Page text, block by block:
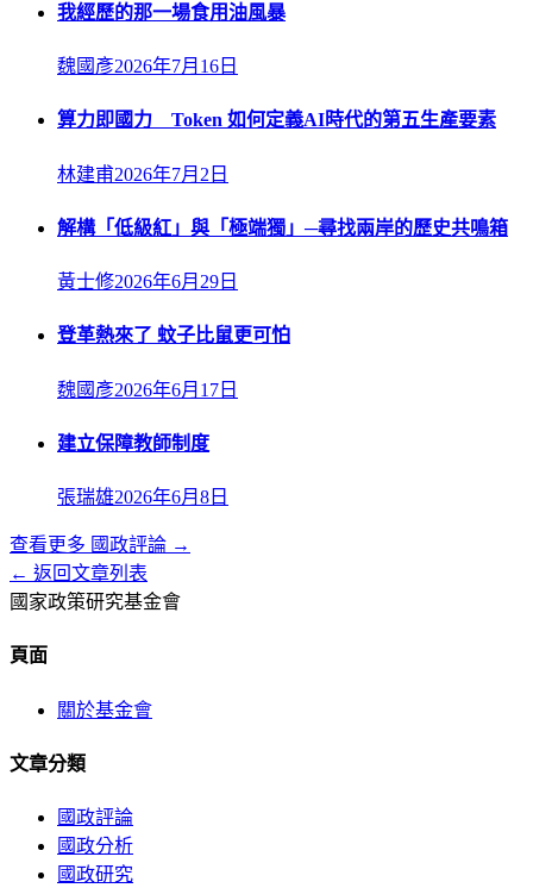
我經歷的那一場食用油風暴
魏國彥2026年7月16日
算力即國力 Token 如何定義AI時代的第五生產要素
林建甫2026年7月2日
解構「低級紅」與「極端獨」─尋找兩岸的歷史共鳴箱
黃士修2026年6月29日
登革熱來了 蚊子比鼠更可怕
魏國彥2026年6月17日
建立保障教師制度
張瑞雄2026年6月8日
查看更多 國政評論 →
← 返回文章列表
國家政策研究基金會
頁面
關於基金會
文章分類
國政評論
國政分析
國政研究